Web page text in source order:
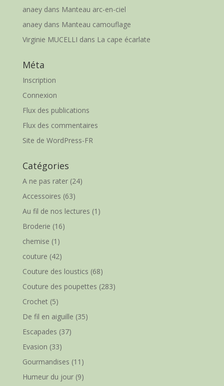
anaeydans Manteau arc-en-ciel
anaeydans Manteau camouflage
Virginie MUCELLI dans La cape écarlate
Méta
Inscription
Connexion
Flux des publications
Flux des commentaires
Site de WordPress-FR
Catégories
A ne pas rater(24)
Accessoires (63)
Au fil de nos lectures (1)
Broderie (16)
chemise (1)
couture (42)
Couture des loustics (68)
Couture des poupettes (283)
Crochet (5)
De fil en aiguille (35)
Escapades (37)
Evasion (33)
Gourmandises (11)
Humeur du jour(9)